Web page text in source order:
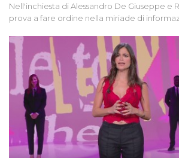
Nell'inchiesta di Alessandro De Giuseppe e
prova a fare ordine nella miriade di
giudiziarie più discusse degli ultimi anni. Lo
vicenda mettendo in fila testimonianze,
controversi e i protagonisti di un'indagine
fine.